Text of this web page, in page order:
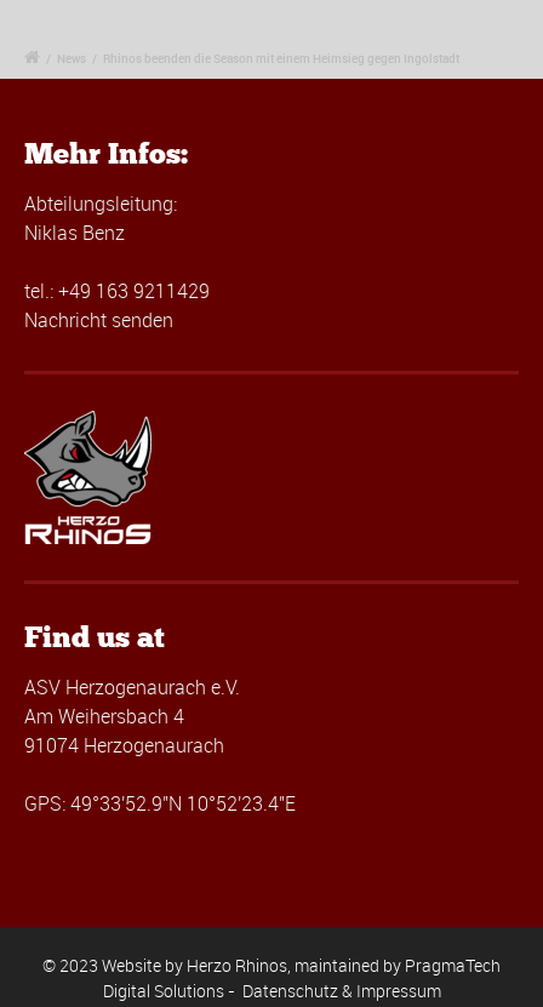
/ News / Rhinos beenden die Season mit einem Heimsieg gegen Ingolstadt
Mehr Infos:
Abteilungsleitung:
Niklas Benz
tel.: +49 163 9211429
Nachricht senden
Find us at
ASV Herzogenaurach e.V.
Am Weihersbach 4
91074 Herzogenaurach
GPS: 49°33'52.9"N 10°52'23.4"E
© 2023 Website by Herzo Rhinos, maintained by PragmaTech
Digital Solutions- Datenschutz & Impressum